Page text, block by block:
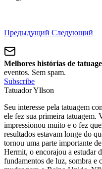
Предыдущий Следующий
Melhores histórias de
eventos. Sem spam.
Subscribe
Tatuador Yllson
Seu interesse pela tatuagem
ele fez sua primeira tatuagem.
impressionou muito e o fez
resultados estavam longe do
tornou uma parte importante
Hermit, o encorajou a estudar
fundamentos de luz, sombra e